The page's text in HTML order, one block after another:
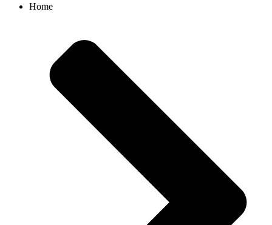
Home